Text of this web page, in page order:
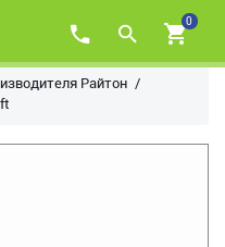
0
Райтон